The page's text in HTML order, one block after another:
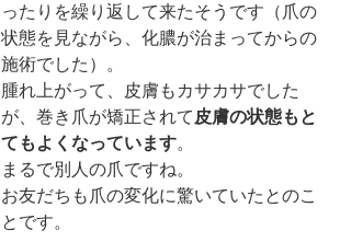
ったりを繰り返して来たそうです（爪の
状態を見ながら、化膿が治まってからの
施術でした）。
腫れ上がって、皮膚もカサカサでした
が、巻き爪が矯正されて 皮膚の状態もと
てもよくなっています。
まるで別人の爪ですね。
お友だちも爪の変化に驚いていたとのこ
とです。